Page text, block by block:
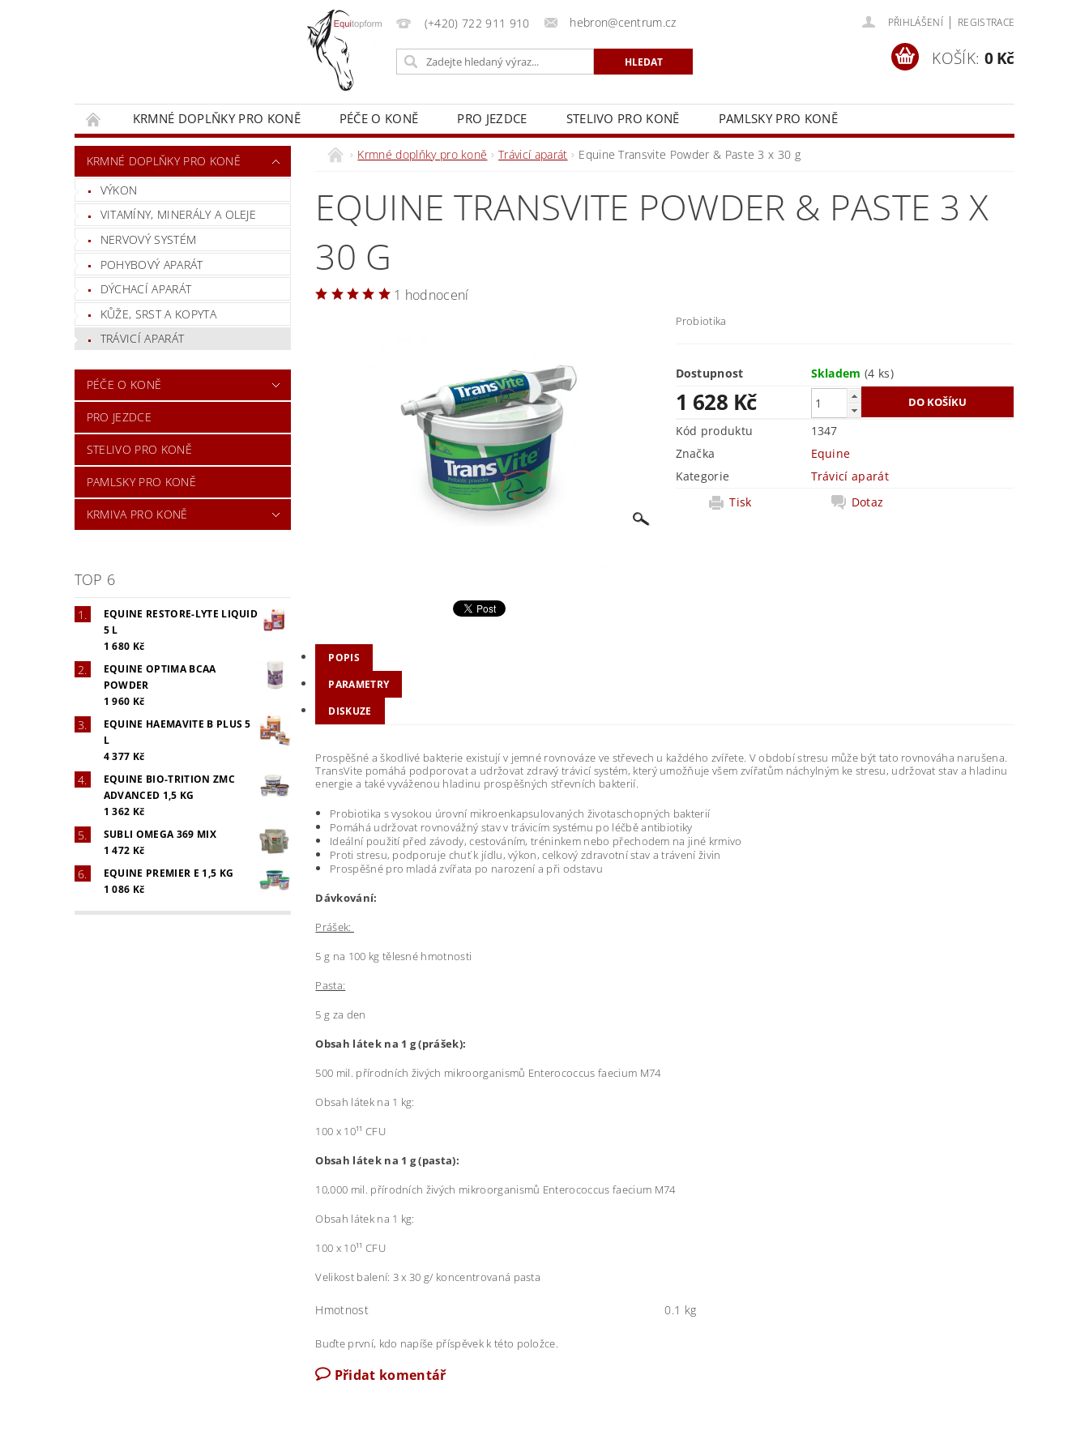
(+420) 722 911 910 hebron@centrum.cz PŘIHLÁŠENÍ | REGISTRACE
KOŠÍK: 0 Kč
KRMNÉ DOPLŇKY PRO KONĚ PÉČE O KONĚ PRO JEZDCE STELIVO PRO KONĚ
PAMLSKY PRO KONĚ
KRMIVA PRO KONĚ
OBCHODNÍ PODMÍNKY NAPIŠTE NÁM KONTAKTY REKLAMAČNÍ ŘÁD DOPRAVA
KRMNÉ DOPLŇKY PRO KONĚ
VÝKON
VITAMÍNY, MINERÁLY A OLEJE
NERVOVÝ SYSTÉM
POHYBOVÝ APARÁT
DÝCHACÍ APARÁT
KŮŽE, SRST A KOPYTA
TRÁVICÍ APARÁT
PÉČE O KONĚ
PRO JEZDCE
STELIVO PRO KONĚ
PAMLSKY PRO KONĚ
KRMIVA PRO KONĚ
TOP 6
EQUINE RESTORE-LYTE LIQUID
5 L
1 680 Kč
EQUINE OPTIMA BCAA
POWDER
1 960 Kč
EQUINE HAEMAVITE B PLUS 5
L
4 377 Kč
EQUINE BIO-TRITION ZMC
ADVANCED 1,5 KG
1 362 Kč
SUBLI OMEGA 369 MIX
1 472 Kč
EQUINE PREMIER E 1,5 KG
1 086 Kč
Krmné doplňky pro koně Trávicí aparát Equine Transvite Powder & Paste 3 x 30 g
EQUINE TRANSVITE POWDER & PASTE 3 X
30 G
1 hodnocení
Probiotika
Dostupnost Skladem(4 ks)
1 628 Kč
Kód produktu
1347
Značka
Equine
Kategorie
Trávicí aparát
Tisk
Dotaz
POPIS
PARAMETRY
DISKUZE
Prospěšné a škodlivé bakterie existují v jemné rovnováze ve střevech u každého zvířete. V období stresu může být tato rovnováha narušena.
TransVite pomáhá podporovat a udržovat zdravý trávicí systém, který umožňuje všem zvířatům náchylným ke stresu, udržovat stav a hladinu
energie a také vyváženou hladinu prospěšných střevních bakterií.
Probiotika s vysokou úrovní mikroenkapsulovaných životaschopných bakterií
Pomáhá udržovat rovnovážný stav v trávicím systému po léčbě antibiotiky
Ideální použití před závody, cestováním, tréninkem nebo přechodem na jiné krmivo
Proti stresu, podporuje chuť k jídlu, výkon, celkový zdravotní stav a trávení živin
Prospěšné pro mladá zvířata po narození a při odstavu
Dávkování:
Prášek:
5 g na 100 kg tělesné hmotnosti
Pasta:
5 g za den
Obsah látek na 1 g (prášek):
500 mil. přírodních živých mikroorganismů Enterococcus faecium M74
Obsah látek na 1 kg:
100 x 10¹¹ CFU
Obsah látek na 1 g (pasta):
10,000 mil. přírodních živých mikroorganismů Enterococcus faecium M74
Obsah látek na 1 kg:
100 x 10¹¹ CFU
Velikost balení: 3 x 30 g/ koncentrovaná pasta
Hmotnost 0.1 kg
Buďte první, kdo napíše příspěvek k této položce.
Přidat komentář